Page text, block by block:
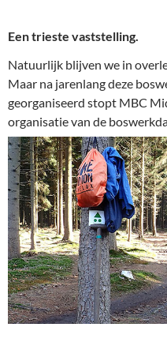
Een trieste vaststelling.
Natuurlijk blijven we in
Maar na jarenlang deze
georganiseerd stopt MBC
organisatie van de